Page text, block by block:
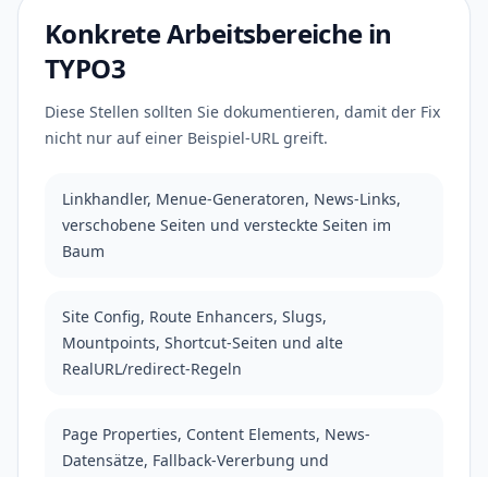
Konkrete Arbeitsbereiche in
TYPO3
Diese Stellen sollten Sie dokumentieren, damit der Fix
nicht nur auf einer Beispiel-URL greift.
Linkhandler, Menue-Generatoren, News-Links,
verschobene Seiten und versteckte Seiten im
Baum
Site Config, Route Enhancers, Slugs,
Mountpoints, Shortcut-Seiten und alte
RealURL/redirect-Regeln
Page Properties, Content Elements, News-
Datensätze, Fallback-Vererbung und